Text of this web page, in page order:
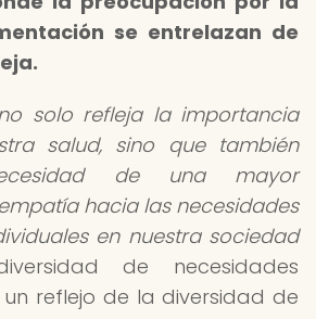
se entrelazan de
solo refleja la importancia
salud, sino que también
de una mayor
hacia las necesidades
en nuestra sociedad
de necesidades
reflejo de la diversidad de